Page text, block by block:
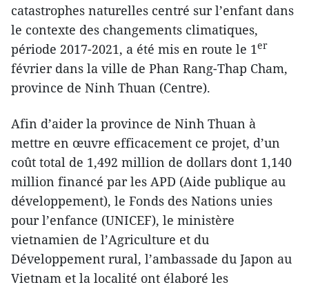
catastrophes naturelles centré sur l’enfant dans
le contexte des changements climatiques,
période 2017-2021, a été mis en route le 1er
février dans la ville de Phan Rang-Thap Cham,
province de Ninh Thuan (Centre).
Afin d’aider la province de Ninh Thuan à
mettre en œuvre efficacement ce projet, d’un
coût total de 1,492 million de dollars dont 1,140
million financé par les APD (Aide publique au
développement), le Fonds des Nations unies
pour l’enfance (UNICEF), le ministère
vietnamien de l’Agriculture et du
Développement rural, l’ambassade du Japon au
Vietnam et la localité ont élaboré les